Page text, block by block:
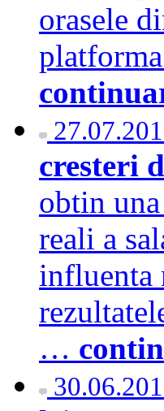
orasele
cresteri
obtin
reali a
influenta
…